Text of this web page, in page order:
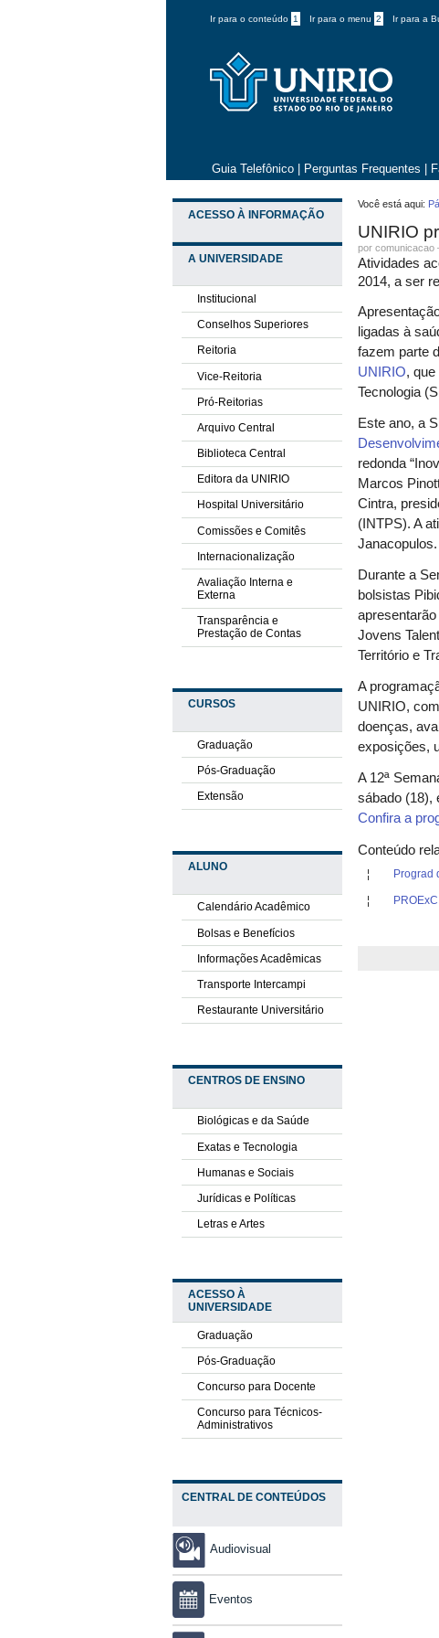
Ir para o conteúdo 1 Ir para o menu 2 Ir para a
Guia Telefônico Perguntas Frequentes
ACESSO À INFORMAÇÃO
A UNIVERSIDADE
Institucional
Conselhos Superiores
Reitoria
Vice-Reitoria
Pró-Reitorias
Arquivo Central
Biblioteca Central
Editora da UNIRIO
Hospital Universitário
Comissões e Comitês
Internacionalização
Avaliação Interna e
Externa
Transparência e
Prestação de Contas
CURSOS
Graduação
Pós-Graduação
Extensão
ALUNO
Calendário Acadêmico
Bolsas e Benefícios
Informações Acadêmicas
Transporte Intercampi
Restaurante Universitário
CENTROS DE ENSINO
Biológicas e da Saúde
Exatas e Tecnologia
Humanas e Sociais
Jurídicas e Políticas
Letras e Artes
ACESSO À
UNIVERSIDADE
Graduação
Pós-Graduação
Concurso para Docente
Concurso para Técnicos-
Administrativos
CENTRAL DE CONTEÚDOS
Audiovisual
Eventos
Você está aqui:
UNIRIO
por
Atividades
2014, a ser
ligadas à
fazem parte
UNIRIO,
Tecnologia
Este ano, a
redonda
Marcos
Cintra,
(INTPS). A
Janacopulos.
Durante a
bolsistas
Jovens
Território e
A
UNIRIO,
doenças,
exposições,
A 12ª
sábado (18),
Confira a
Conteúdo
Prograd